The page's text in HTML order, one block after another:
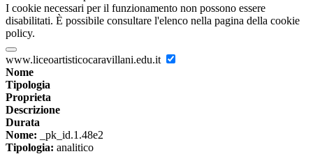
I cookie necessari per il funzionamento non possono essere
disabilitati. È possibile consultare l'elenco nella pagina della cookie
policy.
www.liceoartisticocaravillani.edu.it
Nome
Tipologia
Proprieta
Descrizione
Durata
Nome: _pk_id.1.48e2
Tipologia: analitico